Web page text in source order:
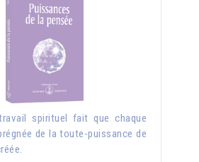
spirituel fait que chaque
de la toute-puissance de